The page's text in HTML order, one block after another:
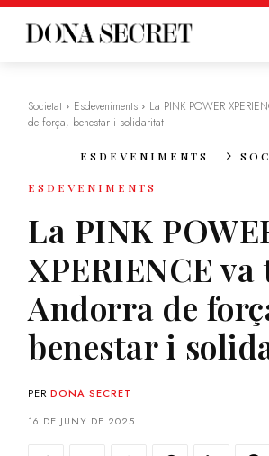
Societat Esdeveniments
La PINK POWER
de força, benestar i solidaritat
ESDEVENIMENTS
ESDEVENIMENTS
La PINK
XPERIENCE
Andorra de
benestar i
PER DONA SECRET
16 DE JUNY DE 2025